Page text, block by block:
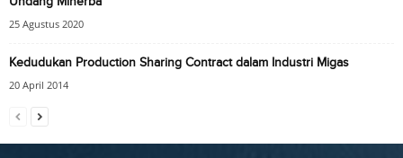
25 Agustus 2020
Kedudukan Production Sharing Contract dalam Industri Migas
20 April 2014